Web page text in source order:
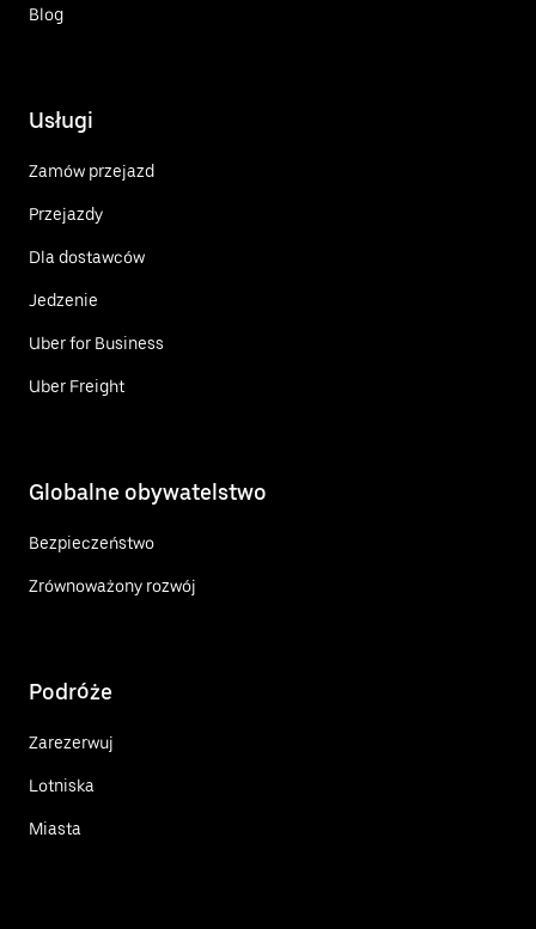
Blog
Usługi
Zamów przejazd
Przejazdy
Dla dostawców
Jedzenie
Uber for Business
Uber Freight
Globalne obywatelstwo
Bezpieczeństwo
Zrównoważony rozwój
Podróże
Zarezerwuj
Lotniska
Miasta